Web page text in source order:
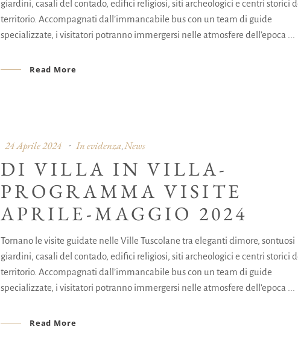
giardini, casali del contado, edifici religiosi, siti archeologici e centri storici
territorio. Accompagnati dall’immancabile bus con un team di guide
specializzate, i visitatori potranno immergersi nelle atmosfere dell’epoca
Read More
24 Aprile 2024 In evidenza, News
DI VILLA IN VILLA-
PROGRAMMA VISITE
APRILE-MAGGIO 2024
Tornano le visite guidate nelle Ville Tuscolane tra eleganti dimore, sontuosi
giardini, casali del contado, edifici religiosi, siti archeologici e centri storici
territorio. Accompagnati dall’immancabile bus con un team di guide
specializzate, i visitatori potranno immergersi nelle atmosfere dell’epoca
Read More